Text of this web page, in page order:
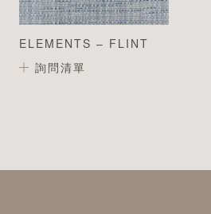
ELEMENTS – FLINT
詢問清單